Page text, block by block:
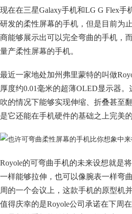
现在在三星Galaxy手机和LG G Flex手
研发的柔性屏幕的手机，但是目前为
商能够展示出可以完全弯曲的手机，
量产柔性屏幕的手机。
最近一家地处加州弗里蒙特的叫做
厚度约0.01毫米的超薄OLED显示器
吹的情况下能够实现伸缩、折叠甚至
是它还能在手机硬件的基础之上完美的
Royole的可弯曲手机的未来设想就是
一样能够拉伸，也可以像腕表一样弯
周的一个会议上，这款手机的原型机
值得庆幸的是Royole公司承诺在下周